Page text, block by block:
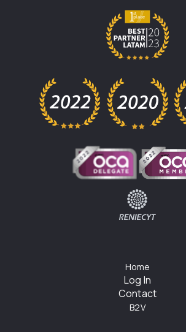
Home
Log In
Contact
B2V